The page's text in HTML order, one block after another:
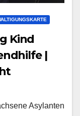
Kind
|
Asylanten